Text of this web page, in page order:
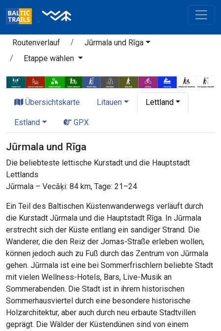
Routenverlauf
Jūrmala und Rīga
Etappe wählen
Übersichtskarte Litauen Lettland
Estland GPX
Jūrmala und Rīga
Die beliebteste lettische Kurstadt und die Hauptstadt
Lettlands
Jūrmala – Vecāķi: 84 km, Tage: 21–24
Ein Teil des Baltischen Küstenwanderwegs verläuft durch
die Kurstadt Jūrmala und die Hauptstadt Rīga. In Jūrmala
erstrecht sich der Küste entlang ein sandiger Strand. Die
Wanderer, die den Reiz der Jomas-Straße erleben wollen,
können jedoch auch zu Fuß durch das Zentrum von Jūrmala
gehen. Jūrmala ist eine bei Sommerfrischlern beliebte Stadt
mit vielen Wellness-Hotels, Bars, Live-Musik an
Sommerabenden. Die Stadt ist in ihrem historischen
Sommerhausviertel durch eine besondere historische
Holzarchitektur, aber auch durch neu erbaute Stadtvillen
geprägt. Die Wälder der Küstendünen sind von einem